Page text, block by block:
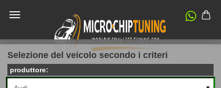
Selezione del veicolo secondo i criteri
produttore: